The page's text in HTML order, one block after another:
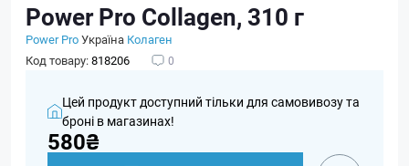
Power Pro Collagen, 310 г
Power ProУкраїна Колаген
Код товару:818206 0
Цей продукт доступний тільки для самовивозу та
броні в магазинах!
580₴